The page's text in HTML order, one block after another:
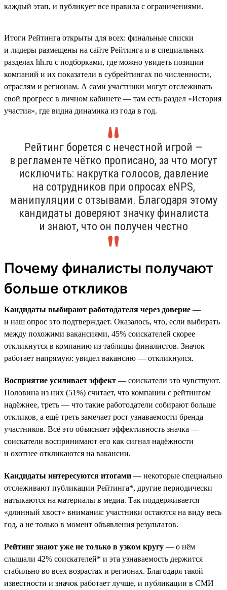
каждый этап, и публикует все правила с ограничениями.
Итоги Рейтинга открыты для всех: финальные списки
и лидеры размещены на сайте Рейтинга и в специальных
разделах hh.ru с подборками, где можно увидеть позиции
компаний и их показатели в субрейтингах по численности,
отраслям и регионам. А сами участники могут отслеживать
свой прогресс в личном кабинете — там есть раздел «История
участия», где видна динамика из года в год.
Рейтинг борется с нечестной игрой —
в регламенте чётко прописано, за что могут
исключить: накрутка голосов, давление
на сотрудников при опросах eNPS,
манипуляции с отзывами. Благодаря этому
кандидаты доверяют значку финалиста
и знают, что он получен честно
Почему финалисты получают
больше откликов
Кандидаты выбирают работодателя через доверие —
и наш опрос это подтверждает. Оказалось, что, если выбирать
между похожими вакансиями, 45% соискателей скорее
откликнутся в компанию из таблицы финалистов. Значок
работает напрямую: увидел вакансию — откликнулся.
Восприятие усиливает эффект — соискатели это чувствуют.
Половина из них (51%) считает, что компании с рейтингом
надёжнее, треть — что такие работодатели собирают больше
откликов, а ещё треть замечает рост узнаваемости бренда
участников. Всё это объясняет эффективность значка —
соискатели воспринимают его как сигнал надёжности
и охотнее откликаются на вакансии.
Кандидаты интересуются итогами — некоторые специально
отслеживают публикации Рейтинга*, другие периодически
натыкаются на материалы в медиа. Так поддерживается
«длинный хвост» внимания: участники остаются на виду весь
год, а не только в момент объявления результатов.
Рейтинг знают уже не только в узком кругу — о нём
слышали 42% соискателей* и эта узнаваемость держится
стабильно во всех возрастах и регионах. Благодаря такой
известности и значок работает лучше, и публикации в СМИ